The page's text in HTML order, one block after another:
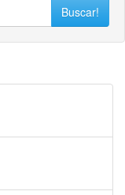
Buscar!